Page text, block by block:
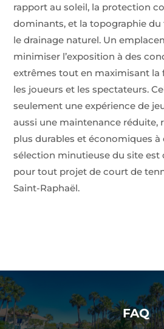
rapport au soleil, la protection
dominants, et la topographie
le drainage naturel. Un
minimiser l’exposition à des
extrêmes tout en maximisant la
les joueurs et les spectateurs.
seulement une expérience de
aussi une maintenance réduite,
plus durables et économiques à
sélection minutieuse du site est
pour tout projet de court de
Saint-Raphaël.
FAQ